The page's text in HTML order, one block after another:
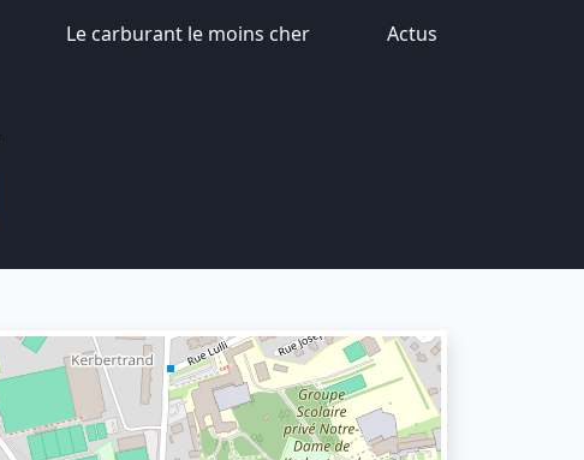
Le carburant le moins cher Actus